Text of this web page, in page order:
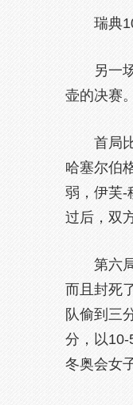
瑞典
另一
壶的决赛
首局
哈塞尔伯
弱，伊芙-
过后，双
第六
而且封死
队偷到三
分，以10-
冬奥会女